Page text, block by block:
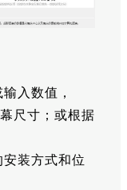
入数值，
尺寸；或根据
装方式和位